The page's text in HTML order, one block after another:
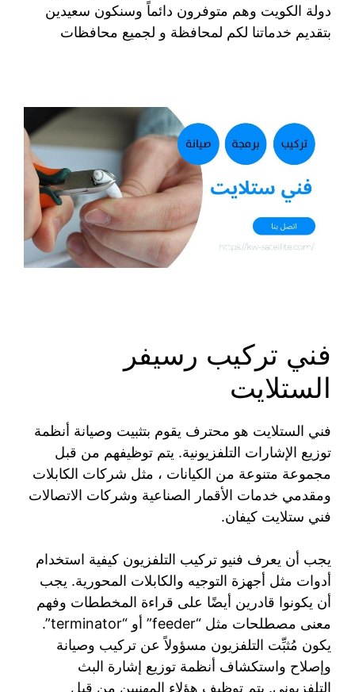
دولة الكويت وهم متوفرون دائماً وسنكون سعيدين
بتقديم خدماتنا لكم لمحافظة و لجميع محافظات
فني تركيب رسيفر
الستلايت
فني الستلايت هو محترف يقوم بتثبيت وصيانة أنظمة
توزيع الإشارات التلفزيونية. يتم توظيفهم من قبل
مجموعة متنوعة من الكيانات ، مثل شركات الكابلات
ومقدمي خدمات الأقمار الصناعية وشركات الاتصالات
فني ستلايت كيفان.
يجب أن يعرف فنيو تركيب التلفزيون كيفية استخدام
أدوات مثل أجهزة التوجيه والكابلات المحورية. يجب
أن يكونوا قادرين أيضًا على قراءة المخططات وفهم
معنى مصطلحات مثل “feeder” أو “terminator”.
يكون مُثبِّت التلفزيون مسؤولاً عن تركيب وصيانة
وإصلاح واستكشاف أنظمة توزيع إشارة البث
التلفزيوني. يتم توظيف هؤلاء المهنيين من قبل